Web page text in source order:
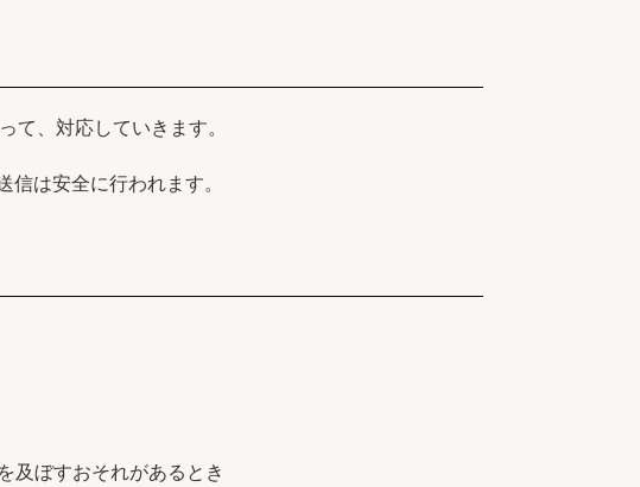
、対応していきます。
は安全に行われます。
及ぼすおそれがあるとき